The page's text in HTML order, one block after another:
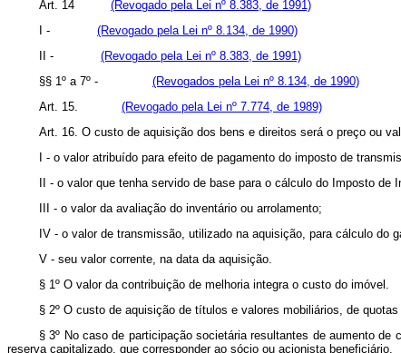
Art. 14 (Revogado pela Lei nº 8.383, de 1991)
I - (Revogado pela Lei nº 8.134, de 1990)
II -
(Revogado pela Lei nº 8.383, de 1991)
§§ 1º a 7º - (Revogados pela Lei nº 8.134, de 1990)
Art. 15. (Revogado pela Lei nº 7.774, de 1989)
Art. 16. O custo de aquisição dos bens e direitos será o preço ou
I - o valor atribuído para efeito de pagamento do imposto de
II - o valor que tenha servido de base para o cálculo do Imposto
III - o valor da avaliação do inventário ou arrolamento;
IV - o valor de transmissão, utilizado na aquisição, para cálculo do
V - seu valor corrente, na data da aquisição.
§ 1º O valor da contribuição de melhoria integra o custo do imóvel.
§ 2º O custo de aquisição de títulos e valores mobiliários, de
§ 3º No caso de participação societária resultantes de aumento
reserva capitalizado, que corresponder ao sócio ou acionista beneficiário.